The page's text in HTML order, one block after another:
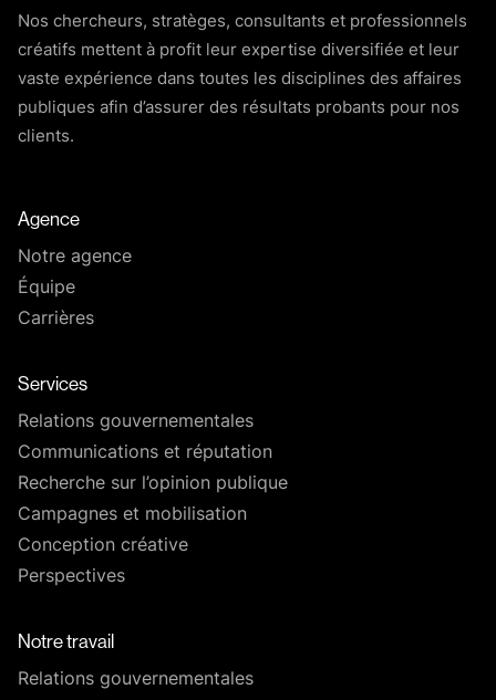
Nos chercheurs, stratèges, consultants et professionnels
créatifs mettent à profit leur expertise diversifiée et leur
vaste expérience dans toutes les disciplines des affaires
publiques afin d’assurer des résultats probants pour nos
clients.
Agence
Notre agence
Équipe
Carrières
Services
Relations gouvernementales
Communications et réputation
Recherche sur l’opinion publique
Campagnes et mobilisation
Conception créative
Perspectives
Notre travail
Relations gouvernementales